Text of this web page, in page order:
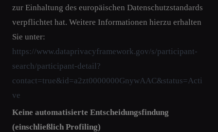
zur Einhaltung des europäischen Datenschutzstandards
verpflichtet hat. Weitere Informationen hierzu erhalten
Sie unter:
https://www.dataprivacyframework.gov/s/participant-
search/participant-detail?
contact=true&id=a2zt0000000GnywAAC&status=Acti
ve
Keine automatisierte Entscheidungsfindung
(einschließlich Profiling)